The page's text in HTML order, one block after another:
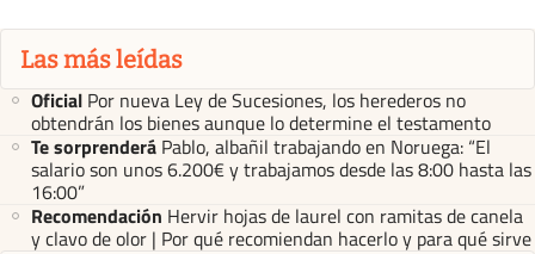
Las más leídas
Oficial Por nueva Ley de Sucesiones, los herederos no
obtendrán los bienes aunque lo determine el testamento
Te sorprenderá Pablo, albañil trabajando en Noruega: “El
salario son unos 6.200€ y trabajamos desde las 8:00 hasta las
16:00”
Recomendación Hervir hojas de laurel con ramitas de canela
y clavo de olor | Por qué recomiendan hacerlo y para qué sirve